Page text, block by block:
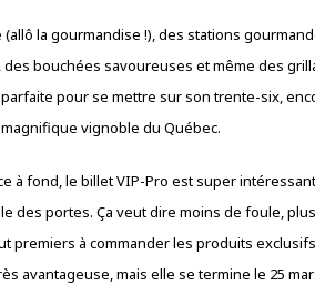
la gourmandise !), des stations
bouchées savoureuses et même des
parfaite pour se mettre sur son trente-six,
vignoble du Québec.
à fond, le billet VIP-Pro est super
des portes. Ça veut dire moins de foule,
premiers à commander les produits
avantageuse, mais elle se termine le 25